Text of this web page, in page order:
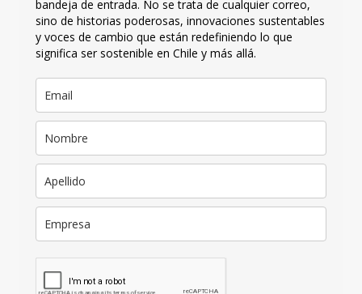
bandeja de entrada. No se trata de cualquier correo,
sino de historias poderosas, innovaciones sustentables
y voces de cambio que están redefiniendo lo que
significa ser sostenible en Chile y más allá.